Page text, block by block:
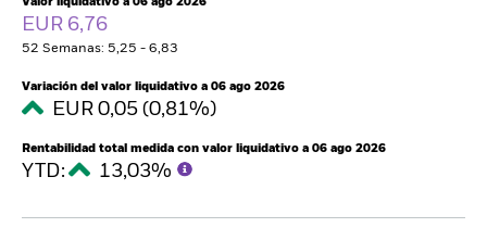
España
Change location
BlackRock
iShares
EUR 6,76
52 Semanas: 5,25 - 6,83
Variación del valor liquidativo a 06 ago 2026
EUR 0,05 (0,81%)
Rentabilidad total medida con valor liquidativo a 06 ago 2026
YTD: 13,03%